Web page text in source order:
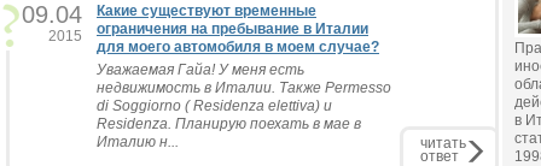
09.04
2015
Какие существуют временные
ограничения на пребывание в Италии
для моего автомобиля в моем случае?
Уважаемая Гайа! У меня есть
недвижимость в Италии. Также Permesso
di Soggiorno ( Residenza elettiva) и
Residenza. Планирую поехать в мае в
Италию н...
читать
ответ
в